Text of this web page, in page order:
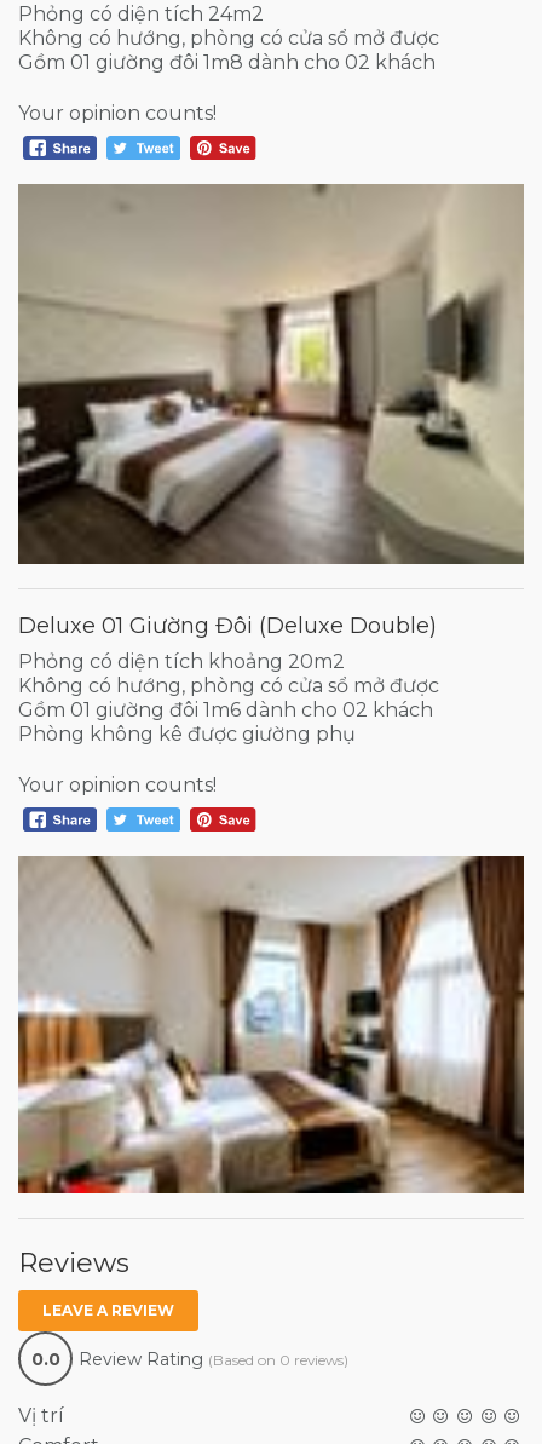
Phỏng có diện tích 24m2
Không có hướng, phòng có cửa sổ mở được
Gồm 01 giường đôi 1m8 dành cho 02 khách
Your opinion counts!
Deluxe 01 Giường Đôi (Deluxe Double)
Phỏng có diện tích khoảng 20m2
Không có hướng, phòng có cửa sổ mở được
Gồm 01 giường đôi 1m6 dành cho 02 khách
Phòng không kê được giường phụ
Your opinion counts!
Reviews
LEAVE A REVIEW
0.0 Review Rating (Based on 0 reviews)
Vị trí